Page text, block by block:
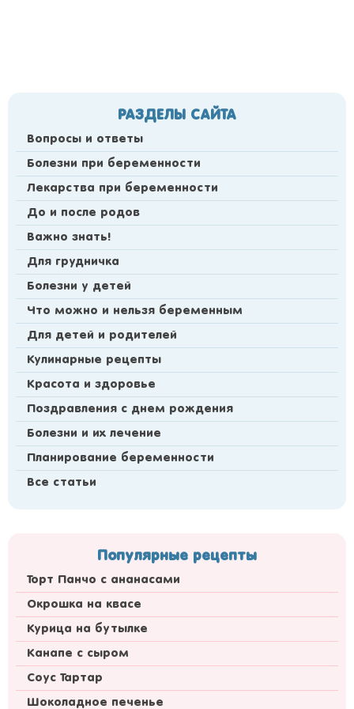
РАЗДЕЛЫ САЙТА
Вопросы и ответы
Болезни при беременности
Лекарства при беременности
До и после родов
Важно знать!
Для грудничка
Болезни у детей
Что можно и нельзя беременным
Для детей и родителей
Кулинарные рецепты
Красота и здоровье
Поздравления с днем рождения
Болезни и их лечение
Планирование беременности
Все статьи
Популярные рецепты
Торт Панчо с ананасами
Окрошка на квасе
Курица на бутылке
Канапе с сыром
Соус Тартар
Шоколадное печенье